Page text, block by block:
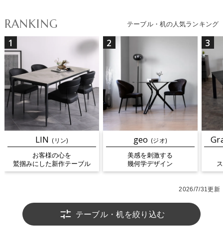
コンパクトな2人掛けから4人掛けや6人掛けまでサイズ豊富に展開
し、伸張式テーブルも揃えているので、少人数の食事から家族団ら
ん、大人数のホームパーティーまで幅広く対応。ダイニングテーブ
ルセットなら、ダイニングチェアと統一感のとれたおしゃれなコー
ディネートが揃っています。リビングテーブルは、ソファ周りのく
つろぎ空間の中心にぴったり。収納付きや昇降式など機能的なタイ
プも人気です。サイドテーブルやベッドサイドテーブルは、省スペ
ースで使いやすく、読書やナイトタイムに活躍。カウンターテーブ
ルはカフェのような空間演出におすすめで、在宅ワークスペースと
しても重宝されます。耐久性と高級感を兼ね備えたセラミックテー
を取り入れて、お部屋をより快適でスタイリッシュに彩りましょ
RANKING テーブル・机の人気ランキング
1
LIN (リン)
お客様の心を
鷲掴みにした新作テーブル
2
geo (ジオ)
美感を刺激する
幾何学デザイン
3
2026/7/31更新
テーブル・机を絞り込む